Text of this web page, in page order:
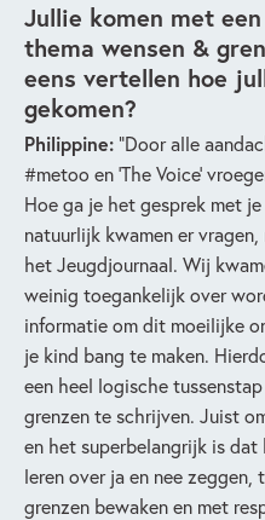
Jullie komen met
thema wensen &
eens vertellen hoe
gekomen?
Philippine: “Door alle
#metoo en ‘The Voice’
Hoe ga je het gesprek met
natuurlijk kwamen er
het Jeugdjournaal. Wij
weinig toegankelijk over
informatie om dit moeilijke
je kind bang te maken.
een heel logische
grenzen te schrijven. Juist
en het superbelangrijk is
leren over ja en nee zeggen,
grenzen bewaken en met